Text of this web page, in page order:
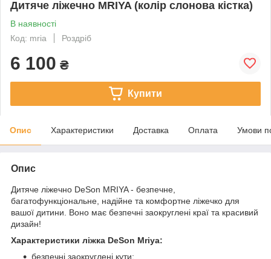
Дитяче ліжечно MRIYA (колір слонова кістка)
В наявності
Код: mria
Роздріб
6 100 ₴
Купити
Опис Характеристики Доставка Оплата Умови
Опис
Дитяче ліжечно DeSon MRIYA - безпечне,
багатофункціональне, надійне та комфортне ліжечко для
вашої дитини. Воно має безпечні заокруглені краї та красивий
дизайн!
Характеристики ліжка DeSon Mriya:
безпечні заокруглені кути;